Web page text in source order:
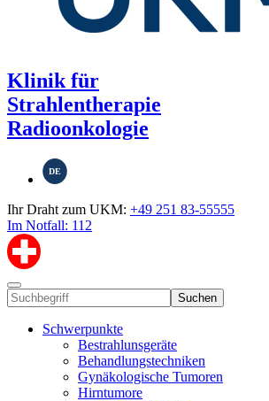
Klinik für
Strahlentherapie
Radioonkologie
DE
Ihr Draht zum UKM: +49 251 83-55555
Im Notfall: 112
Suchen
Schwerpunkte
Bestrahlunsgeräte
Behandlungstechniken
Gynäkologische Tumoren
Hirntumore